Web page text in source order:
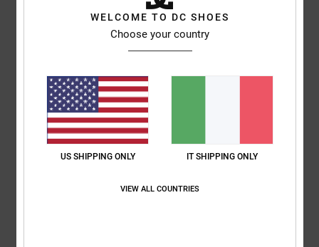
Erano proprio quello che voleva mio figlio
Mostra originale - English
Rapporto qualità-prezzo: 5/5 Taglia
Consiglio questo prodotto
5
WELCOME TO DC SHOES
Choose your country
US SHIPPING ONLY IT SHIPPING ONLY
VIEW ALL COUNTRIES